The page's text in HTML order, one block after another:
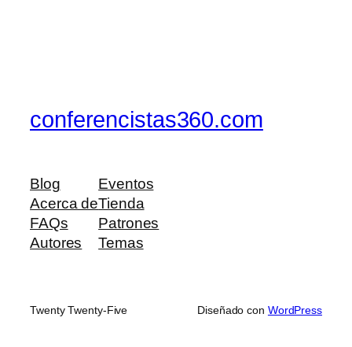
conferencistas360.com
Blog
Acerca de
FAQs
Autores
Eventos
Tienda
Patrones
Temas
Twenty Twenty-Five Diseñado con WordPress